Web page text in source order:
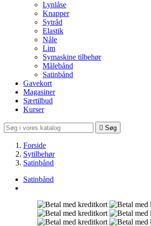
Lynlåse
Knapper
Sytråd
Elastik
Nåle
Lim
Symaskine tilbehør
Målebånd
Satinbånd
Gavekort
Magasiner
Særtilbud
Kurser
 Søg
Forside
Sytilbehør
Satinbånd
Satinbånd